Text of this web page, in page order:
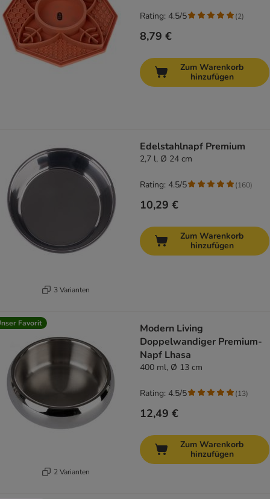
8,79 €
Rating: 4.5/5 (2)
Zum Warenkorb
hinzufügen
3 Varianten
Edelstahlnapf Premium
2,7 l, Ø 24 cm
10,29 €
Rating: 4.5/5 (160)
Zum Warenkorb
hinzufügen
Favorit
2 Varianten
Modern Living
Doppelwandiger Premium-
Napf Lhasa
400 ml, Ø 13 cm
12,49 €
Rating: 4.5/5 (13)
Zum Warenkorb
hinzufügen